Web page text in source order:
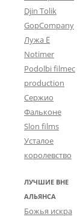
Djin Tolik
GopCompany
Лужа Ё
Notimer
Podolbi filmec
production
Сержио
Фальконе
Slon films
Усталое
королевство
ЛУЧШИЕ ВНЕ
АЛЬЯНСА
Божья искра